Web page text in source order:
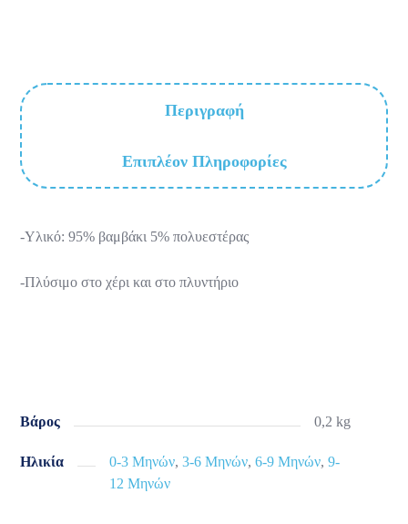
Περιγραφή
Επιπλέον Πληροφορίες
-Υλικό: 95% βαμβάκι 5% πολυεστέρας
-Πλύσιμο στο χέρι και στο πλυντήριο
Βάρος 0,2 kg
Ηλικία 0-3 Μηνών,3-6 Μηνών,6-9 Μηνών,9-
12 Μηνών